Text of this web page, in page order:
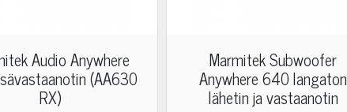
Audio Anywhere
(AA630
RX)
Marmitek Subwoofer
Anywhere 640 langaton
lähetin ja vastaanotin